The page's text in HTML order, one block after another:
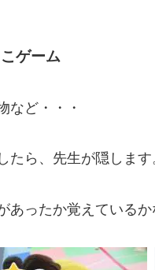
ゲーム
など・・・
たら、先生が隠します
あったか覚えているか